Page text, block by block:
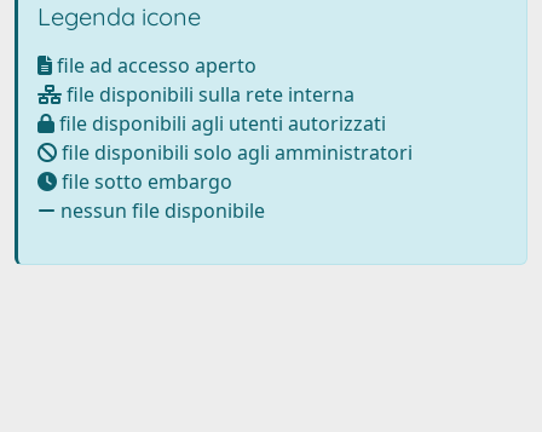
Legenda icone
file ad accesso aperto
file disponibili sulla rete interna
file disponibili agli utenti autorizzati
file disponibili solo agli amministratori
file sotto embargo
nessun file disponibile